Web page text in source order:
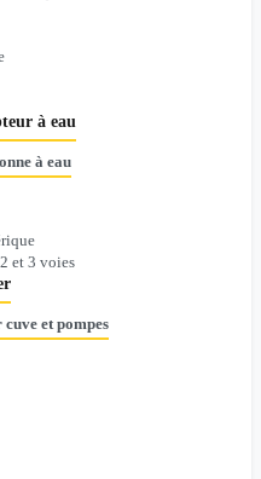
à eau
à eau
et 3 voies
cuve et pompes